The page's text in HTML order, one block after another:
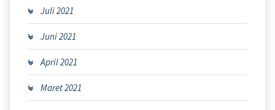
Juli 2021
Juni 2021
April 2021
Maret 2021